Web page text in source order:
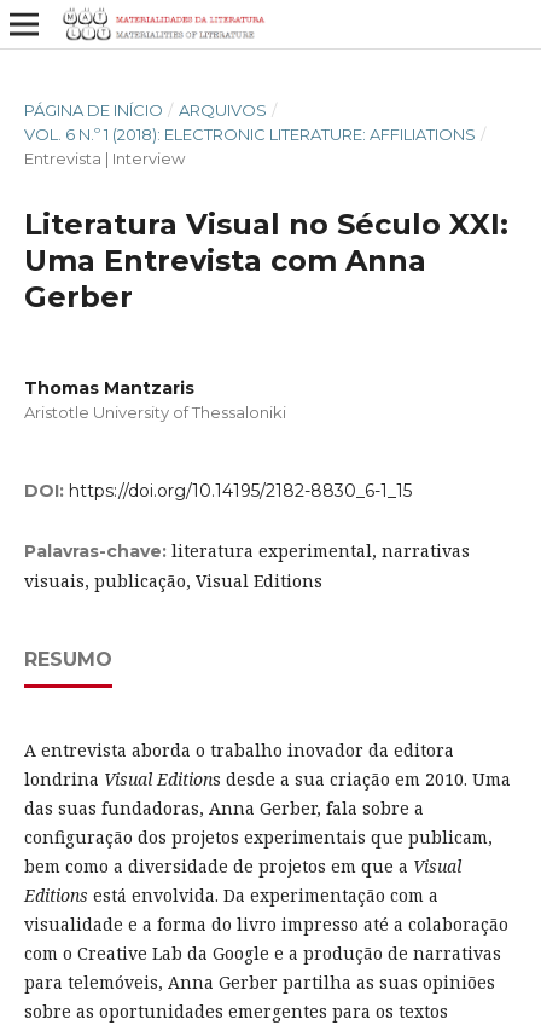
PÁGINA DE INÍCIO / ARQUIVOS /
VOL. 6 N.º 1 (2018): ELECTRONIC LITERATURE: AFFILIATIONS /
Entrevista | Interview
Literatura Visual no Século XXI:
Uma Entrevista com Anna
Gerber
Thomas Mantzaris
Aristotle University of Thessaloniki
DOI: https://doi.org/10.14195/2182-8830_6-1_15
Palavras-chave: literatura experimental, narrativas
visuais, publicação, Visual Editions
RESUMO
A entrevista aborda o trabalho inovador da editora
londrina Visual Editions desde a sua criação em 2010. Uma
das suas fundadoras, Anna Gerber, fala sobre a
configuração dos projetos experimentais que publicam,
bem como a diversidade de projetos em que a Visual
Editions está envolvida. Da experimentação com a
visualidade e a forma do livro impresso até a colaboração
com o Creative Lab da Google e a produção de narrativas
para telemóveis, Anna Gerber partilha as suas opiniões
sobre as oportunidades emergentes para os textos